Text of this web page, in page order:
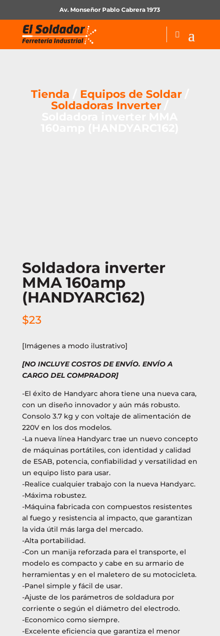
Av. Monseñor Pablo Cabrera 1973
Tienda Equipos de Soldar/
Soldadoras Inverter
Soldadora inverter
MMA 160amp
(HANDYARC162)
$23
[Imágenes a modo ilustrativo]
[NO INCLUYE COSTOS DE ENVÍO. ENVÍO A
CARGO DEL COMPRADOR]
-El éxito de Handyarc ahora tiene una nueva cara,
con un diseño innovador y aún más robusto.
Consolo 3.7 kg y con voltaje de alimentación de
220V en los dos modelos.
-La nueva línea Handyarc trae un nuevo concepto
de máquinas portátiles, con identidad y calidad
de ESAB, potencia, confiabilidad y versatilidad en
un equipo listo para usar.
-Realice cualquier trabajo con la nueva Handyarc.
-Máxima robustez.
-Máquina fabricada con compuestos resistentes
al fuego y resistencia al impacto, que garantizan
la vida útil más larga del mercado.
-Alta portabilidad.
-Con un manija reforzada para el transporte, el
modelo es compacto y cabe en su armario de
herramientas y en el maletero de su motocicleta.
-Panel simple y fácil de usar.
-Ajuste de los parámetros de soldadura por
corriente o según el diámetro del electrodo.
-Economico como siempre.
-Excelente eficiencia que garantiza el menor